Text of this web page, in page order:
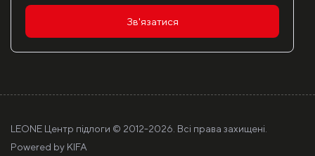
Зв'язатися
LEONE Центр підлоги © 2012-2026. Всі права захищені.
Powered by KIFA